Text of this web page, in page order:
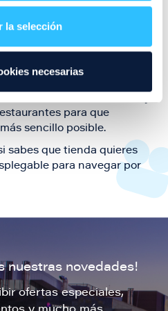
la selección
necesarias
de ocio y shopping durante
de Puerto Venecia
para que
sencillo posible.
sabes que tienda quieres
para navegar por
nuestras novedades!
ofertas especiales,